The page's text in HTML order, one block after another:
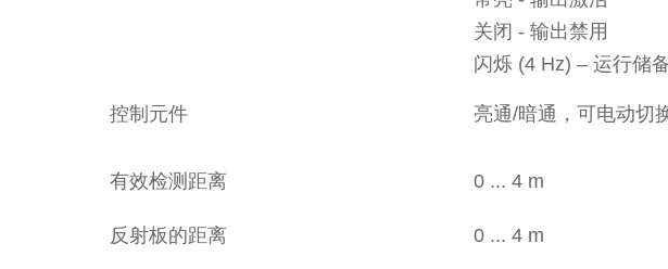
关闭 - 输出禁用
闪烁 (4 Hz) – 运行储
控制元件 亮通/暗通，可电动切
有效检测距离 0 ... 4 m
反射板的距离 0 ... 4 m